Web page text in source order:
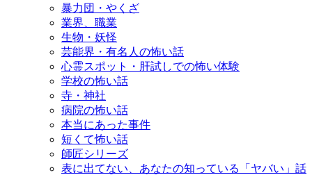
暴力団・やくざ
業界、職業
生物・妖怪
芸能界・有名人の怖い話
心霊スポット・肝試しでの怖い体験
学校の怖い話
寺・神社
病院の怖い話
本当にあった事件
短くて怖い話
師匠シリーズ
表に出てない、あなたの知っている「ヤバい」話